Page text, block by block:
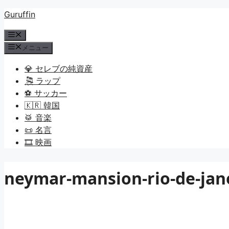
コ
テ
ン
Guruffin
ニ
ュ
メニュー
💎 セレブの純資産
🎘 ラップ
⚽ サッカー
🇰🇷 韓国
🥁 音楽
📜 名言
🎞️ 映画
neymar-mansion-rio-de-